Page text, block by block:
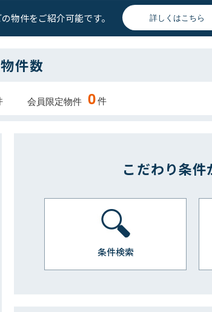
物件をご紹介可能です。 詳しくはこちら
件数
会員限定物件 0件
こだわり条件
条件検索